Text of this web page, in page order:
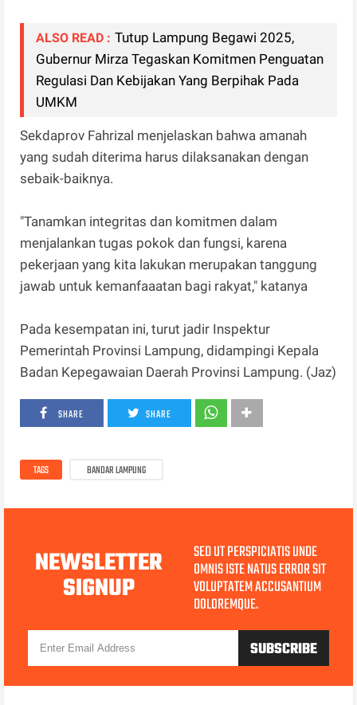
ALSO READ : Tutup Lampung Begawi 2025,
Gubernur Mirza Tegaskan Komitmen Penguatan
Regulasi Dan Kebijakan Yang Berpihak Pada
UMKM
Sekdaprov Fahrizal menjelaskan bahwa amanah
yang sudah diterima harus dilaksanakan dengan
sebaik-baiknya.
"Tanamkan integritas dan komitmen dalam
menjalankan tugas pokok dan fungsi, karena
pekerjaan yang kita lakukan merupakan tanggung
jawab untuk kemanfaaatan bagi rakyat," katanya
Pada kesempatan ini, turut jadir Inspektur
Pemerintah Provinsi Lampung, didampingi Kepala
Badan Kepegawaian Daerah Provinsi Lampung. (Jaz)
SHARE SHARE
TAGS BANDAR LAMPUNG
NEWSLETTER
SIGNUP
SED UT PERSPICIATIS UNDE
OMNIS ISTE NATUS ERROR SIT
VOLUPTATEM ACCUSANTIUM
DOLOREMQUE.